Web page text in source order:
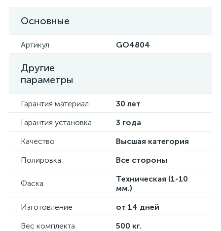
Основные
Артикул GO4804
Другие
параметры
Гарантия материал
30 лет
Гарантия установка
3 года
Качество
Высшая категория
Полировка
Все стороны
Фаска
Техническая (1-10
мм.)
Изготовление
от 14 дней
Вес комплекта
500 кг.